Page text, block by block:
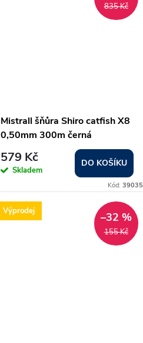
835 Kč
Mistrall šňůra Shiro catfish X8
0,50mm 300m černá
579 Kč
Skladem
DO KOŠÍKU
Kód: 39035
Výprodej
155 Kč
–32 %